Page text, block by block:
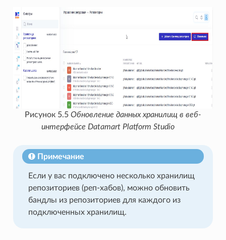
Рисунок 5.5 Обновление данных хранилищ в веб-
интерфейсе Datamart Platform Studio
Примечание
Если у вас подключено несколько хранилищ
репозиториев (реп-хабов), можно обновить
бандлы из репозиториев для каждого из
подключенных хранилищ.